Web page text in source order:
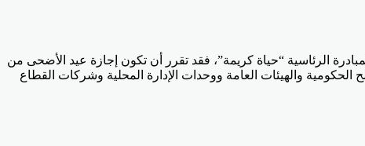
الرئاسية “حياة كريمة”، فقد تقرر أن تكون إجازة عيد الأضحى من
في الوزارات والمصالح الحكومية والهيئات العامة ووحدات الإدارة المحلية وشركات القطاع